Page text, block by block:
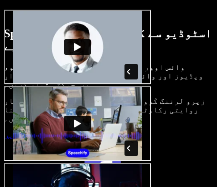
Speechify اسٹوڈیو سے کیا کچھ کر سکتے
ہیں، دیکھیے
وائس اوور بنائیں، رائلٹی فری امیجز، آڈیو،
ویڈیوز اور وائس کلون شامل کر کے بھرپور، شاندار
پروجیکٹس تیار کریں۔
زیرو لرننگ کَرو اور سب کچھ براؤزر میں، تخلیق کار
روایتی رکاوٹیں توڑ کر اپنے خیالات کو حقیقت بنا
سکتے ہیں۔
اسٹوڈیو شروع کریں